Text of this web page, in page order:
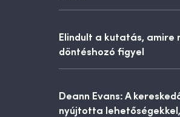
Elindult a kutatás, amire
döntéshozó figyel
Deann Evans: A
nyújtotta